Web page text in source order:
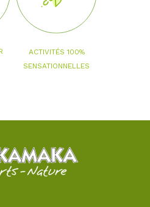
ACTIVITÉS 100%
SENSATIONNELLES